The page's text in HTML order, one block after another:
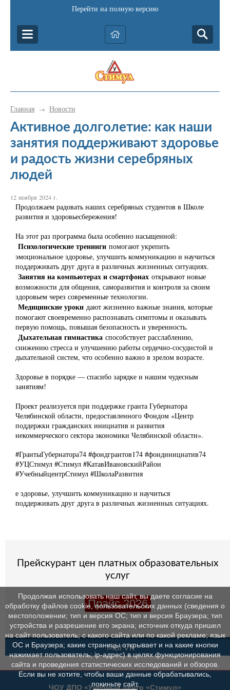
Перейти на полную версию
Главная → Новости
Активное долголетие: как наши
занятия поддерживают здоровье
и радость жизни серебряных
людей
12 ноября 2024 г.
Продолжаем радовать наших серебряных студентов в Школе
развития и здоровьесбережения!
На этот раз программа была особенно насыщенной:
Психологические тренинги помогают укрепить
эмоциональное здоровье, улучшить коммуникацию и научиться
поддерживать друг друга в различных жизненных ситуациях.
Занятия на компьютерах и смартфонах открывают новые
возможности для общения, саморазвития и контроля за своим
здоровьем через современные технологии.
Медицинские уроки дают жизненно важные знания, которые
помогают своевременно распознавать симптомы и оказывать
первую помощь, повышая безопасность и уверенность.
Дыхательная гимнастика способствует расслаблению,
снижению стресса и улучшению работы сердечно-сосудистой и
дыхательной систем, что особенно важно в зрелом возрасте.
Здоровье в порядке — спасибо зарядке и нашим чудесным
занятиям!
Проект реализуется при поддержке гранта Губернатора
Челябинской области, предоставленного Фондом «Центр
поддержки гражданских инициатив и развития
некоммерческого сектора экономики Челябинской области».
#ГрантыГубернатора74 #фондгрантов174 #фондинициатив74
#УЦСтимул #Стимул #КатавИвановскийРайон
#УчебныйцентрСтимул #ШколаРазвития
е здоровье, улучшить коммуникацию и научиться
поддерживать друг друга в различных жизненных ситуациях.
Прейскурант цен платных образовательных
услуг
Прайс 2026
МЫ VK
ЧОУ ДПО «Учебный центр «Стимул»
Продолжая использовать наш сайт, вы даете согласие на
обработку файлов cookie, пользовательских данных (сведения о
местоположении; тип и версия ОС; тип и версия Браузера; тип
устройства и разрешение его экрана; источник откуда пришел
на сайт пользователь; с какого сайта или по какой рекламе; язык
ОС и Браузера; какие страницы открывает и на какие кнопки
нажимает пользователь; ip-адрес) в целях функционирования
сайта и проведения статистических исследований и обзоров.
Если вы не хотите, чтобы ваши данные обрабатывались,
покиньте сайт.